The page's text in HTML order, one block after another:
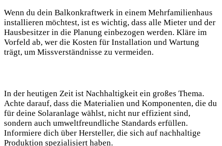
Wenn ⁢du⁤ dein Balkonkraftwerk in einem Mehrfamilienhaus‍
installieren möchtest, ist‌ es ‌wichtig, dass alle​ Mieter und⁤ der
Hausbesitzer in die Planung einbezogen werden. Kläre im
Vorfeld ab, wer die Kosten für Installation und Wartung
trägt, um Missverständnisse ​zu vermeiden.
In der heutigen Zeit ‌ist Nachhaltigkeit ein großes Thema.
Achte darauf, dass die Materialien und Komponenten, die du
für deine Solaranlage wählst, nicht ⁤nur effizient sind,‌
sondern auch umweltfreundliche Standards erfüllen.
Informiere dich über Hersteller, die sich auf nachhaltige
Produktion spezialisiert haben.